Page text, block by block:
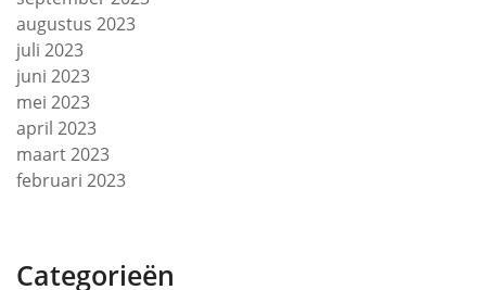
augustus 2023
juli 2023
juni 2023
mei 2023
april 2023
maart 2023
februari 2023
Categorieën